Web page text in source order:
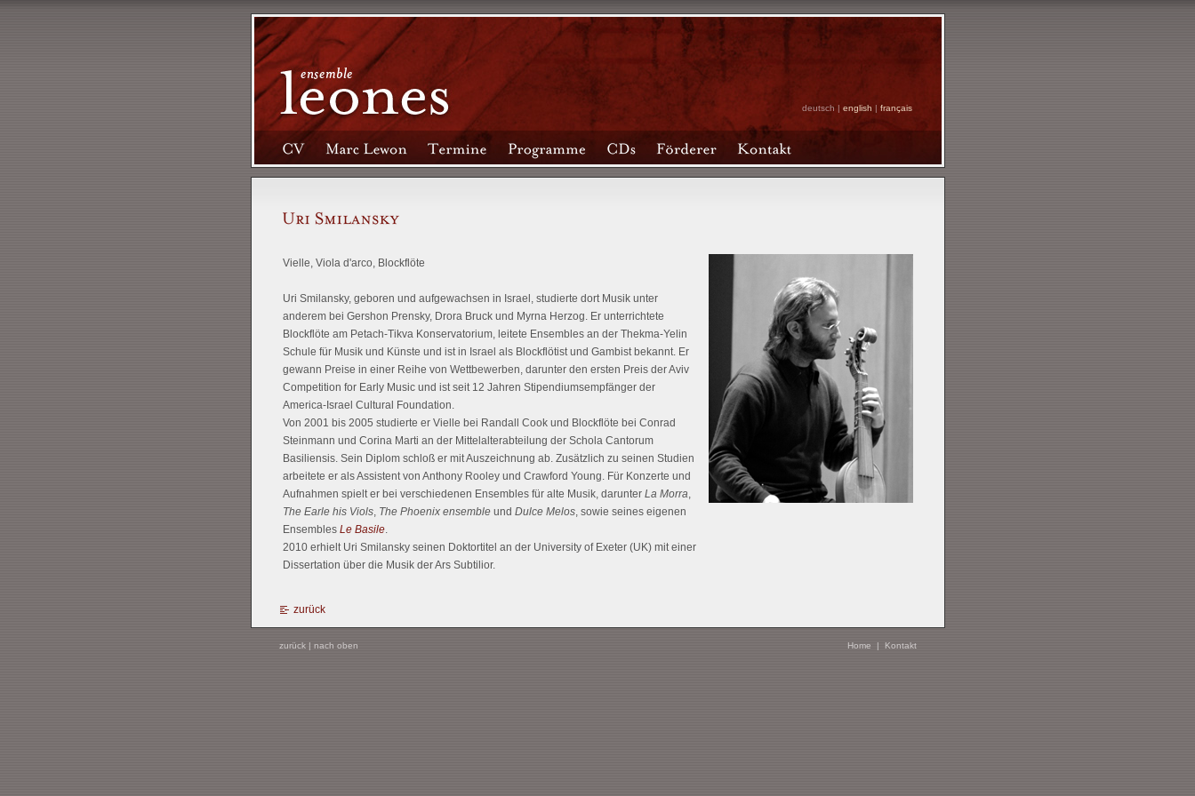
deutsch | english | français
Vielle, Viola d'arco, Blockflöte
Uri Smilansky, geboren und aufgewachsen in Israel, studierte dort Musik unter
anderem bei Gershon Prensky, Drora Bruck und Myrna Herzog. Er unterrichtete
Blockflöte am Petach-Tikva Konservatorium, leitete Ensembles an der Thekma-Yelin
Schule für Musik und Künste und ist in Israel als Blockflötist und Gambist bekannt. Er
gewann Preise in einer Reihe von Wettbewerben, darunter den ersten Preis der Aviv
Competition for Early Music und ist seit 12 Jahren Stipendiumsempfänger der
America-Israel Cultural Foundation.
Von 2001 bis 2005 studierte er Vielle bei Randall Cook und Blockflöte bei Conrad
Steinmann und Corina Marti an der Mittelalterabteilung der Schola Cantorum
Basiliensis. Sein Diplom schloß er mit Auszeichnung ab. Zusätzlich zu seinen Studien
arbeitete er als Assistent von Anthony Rooley und Crawford Young. Für Konzerte und
Aufnahmen spielt er bei verschiedenen Ensembles für alte Musik, darunter La Morra,
The Earle his Viols, The Phoenix ensembleund Dulce Melos, sowie seines eigenen
Ensembles Le Basile.
2010 erhielt Uri Smilansky seinen Doktortitel an der University of Exeter (UK) mit einer
Dissertation über die Musik der Ars Subtilior.
zurück
zurück| nach oben Home | Kontakt